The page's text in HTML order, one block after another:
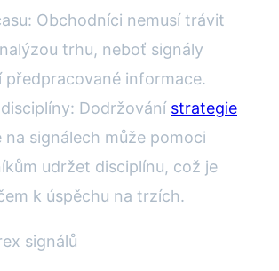
Obchodníci nemusí trávit
trhu, neboť signály
předpracované informace.
Dodržování strategie
na signálech může pomoci
udržet disciplínu, což je
k úspěchu na trzích.
signálů